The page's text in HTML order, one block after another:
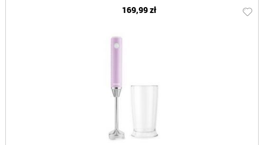
169,99 zł